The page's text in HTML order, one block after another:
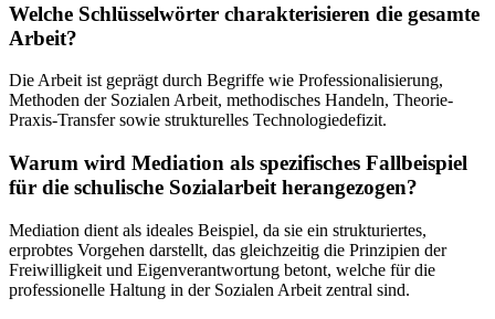
Welche Schlüsselwörter charakterisieren die gesamte
Arbeit?
Die Arbeit ist geprägt durch Begriffe wie Professionalisierung,
Methoden der Sozialen Arbeit, methodisches Handeln, Theorie-
Praxis-Transfer sowie strukturelles Technologiedefizit.
Warum wird Mediation als spezifisches Fallbeispiel
für die schulische Sozialarbeit herangezogen?
Mediation dient als ideales Beispiel, da sie ein strukturiertes,
erprobtes Vorgehen darstellt, das gleichzeitig die Prinzipien der
Freiwilligkeit und Eigenverantwortung betont, welche für die
professionelle Haltung in der Sozialen Arbeit zentral sind.